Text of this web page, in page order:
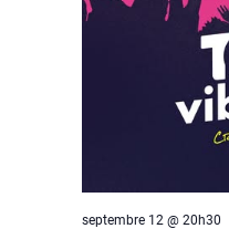
septembre 12 @ 20h30